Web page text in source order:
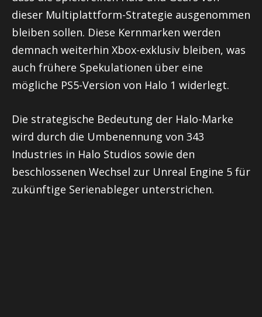
dieser Multiplattform-Strategie ausgenommen
bleiben sollen. Diese Kernmarken werden
demnach weiterhin Xbox-exklusiv bleiben, was
auch frühere Spekulationen über eine
mögliche PS5-Version von Halo 1 widerlegt.
Die strategische Bedeutung der Halo-Marke
wird durch die Umbenennung von 343
Industries in Halo Studios sowie den
beschlossenen Wechsel zur Unreal Engine 5 für
zukünftige Serienableger unterstrichen.